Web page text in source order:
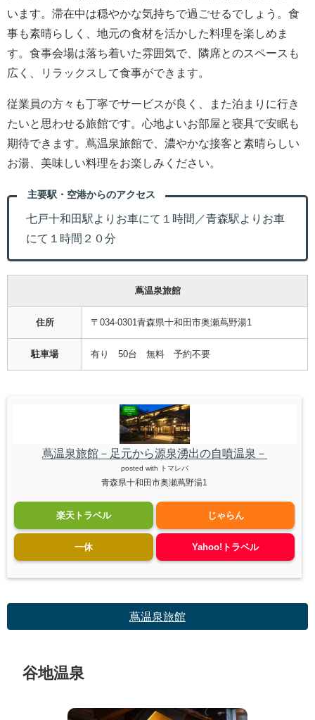
います。滞在中は穏やかな気持ちで過ごせるでしょう。食
事も素晴らしく、地元の食材を活かした料理を楽しめま
す。食事会場は落ち着いた雰囲気で、隣席とのスペースも
広く、リラックスして食事ができます。
従業員の方々も丁寧でサービスが良く、また泊まりに行き
たいと思わせる旅館です。心地よいお部屋と寝具で安眠も
期待できます。蔦温泉旅館で、濃やかな接客と素晴らしい
お湯、美味しい料理をお楽しみください。
主要駅・空港からのアクセス
七戸十和田駅よりお車にて１時間／青森駅よりお車
にて１時間２０分
蔦温泉旅館
住所 〒034-0301青森県十和田市奥瀬蔦野湯1
駐車場 有り 50台 無料 予約不要
蔦温泉旅館－足元から源泉湧出の自噴温泉－
posted with トマレバ
青森県十和田市奥瀬蔦野湯1
楽天トラベル じゃらん
一休 Yahoo!トラベル
蔦温泉旅館
谷地温泉